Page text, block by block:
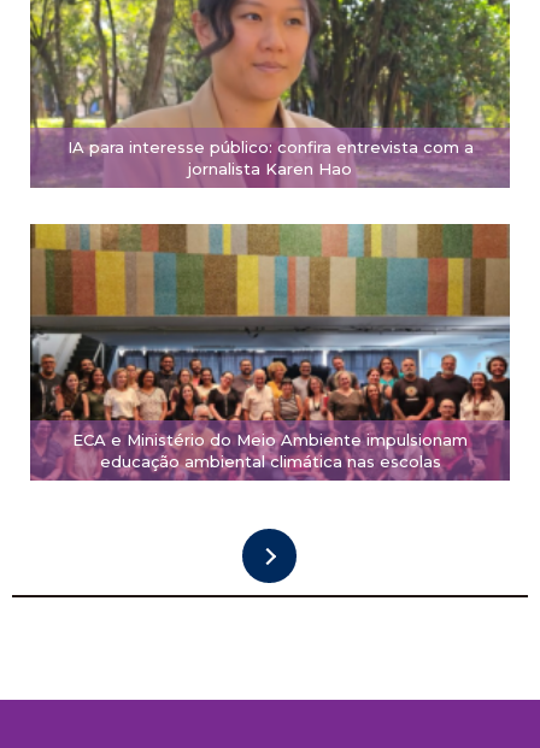
IA para interesse público: confira entrevista com a
jornalista Karen Hao
ECA e Ministério do Meio Ambiente impulsionam
educação ambiental climática nas escolas